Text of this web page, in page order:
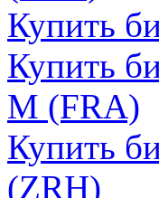
Купить
Купить
М (FRA)
Купить
(ZRH)